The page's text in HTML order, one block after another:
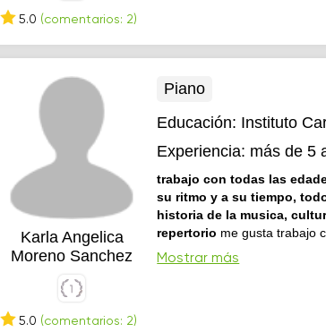
5.0 (comentarios: 2)
Karla Angelica
Moreno Sanchez
5.0 (comentarios: 2)
Piano
Educación: Instituto
Experiencia: más de 5
trabajo con todas las
su ritmo y a su tiempo,
historia de la musica,
repertorio me gusta trabajo
necesite, y podamos
hacer diferentes
Mostrar más